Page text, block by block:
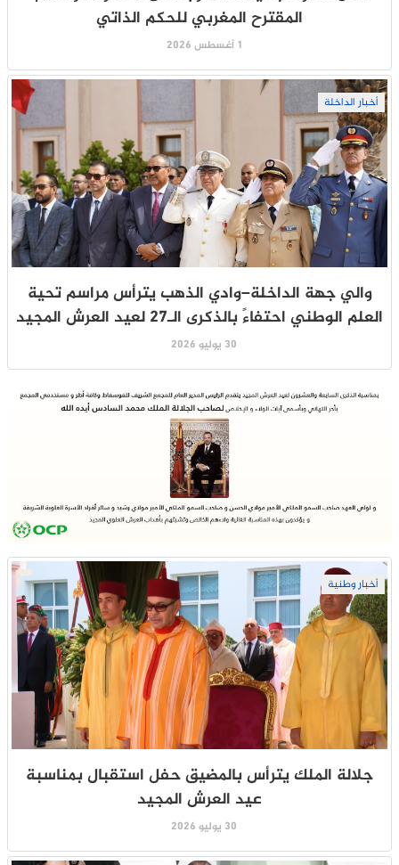
المقترح المغربي للحكم الذاتي
1 أغسطس 2026
أخبار الداخلة
والي جهة الداخلة–وادي الذهب يترأس مراسم تحية
العلم الوطني احتفاءً بالذكرى الـ27 لعيد العرش المجيد
30 يوليو 2026
أخبار وطنية
جلالة الملك يترأس بالمضيق حفل استقبال بمناسبة
عيد العرش المجيد
30 يوليو 2026